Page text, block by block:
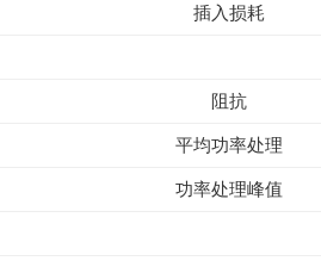
插入损耗
阻抗
平均功率处理
功率处理峰值